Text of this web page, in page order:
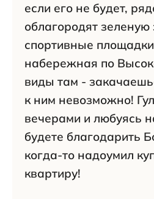
если его не будет,
облагородят зеленую
спортивные
набережная по
виды там -
к ним невозможно!
вечерами и любуясь
будете благодарить
когда-то надоумил
квартиру!